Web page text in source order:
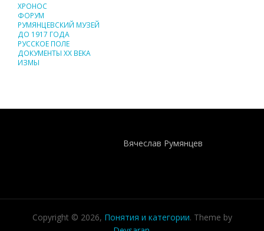
ХРОНОС
ФОРУМ
РУМЯНЦЕВСКИЙ МУЗЕЙ
ДО 1917 ГОДА
РУССКОЕ ПОЛЕ
ДОКУМЕНТЫ XX ВЕКА
ИЗМЫ
Вячеслав Румянцев
Copyright © 2026, Понятия и категории. Theme by